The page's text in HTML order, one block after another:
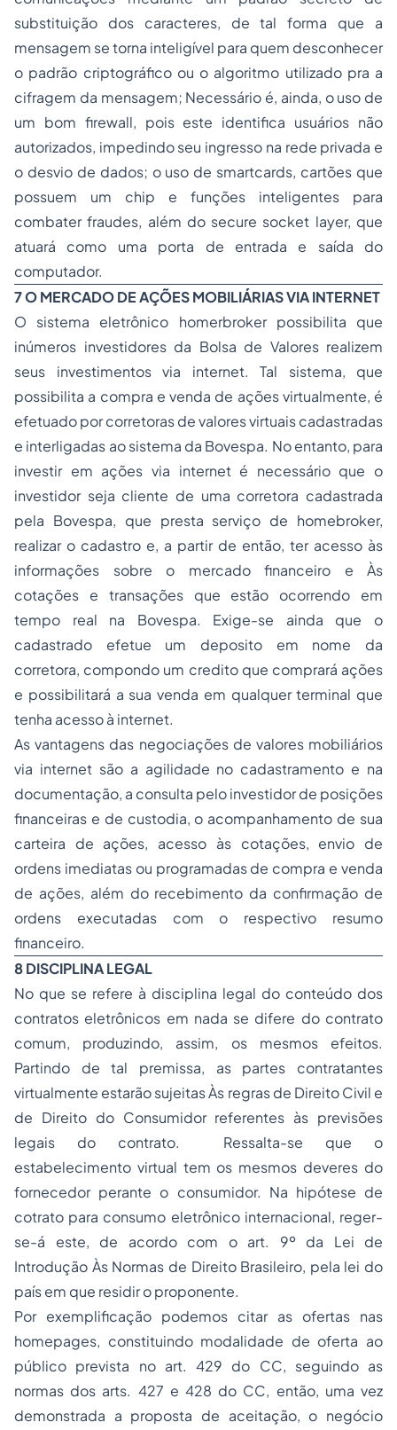
substituição dos caracteres, de tal forma que a
mensagem se torna inteligível para quem desconhecer
o padrão criptográfico ou o algoritmo utilizado pra a
cifragem da mensagem; Necessário é, ainda, o uso de
um bom firewall, pois este identifica usuários não
autorizados, impedindo seu ingresso na rede privada e
o desvio de dados; o uso de smartcards, cartões que
possuem um chip e funções inteligentes para
combater fraudes, além do secure socket layer, que
atuará como uma porta de entrada e saída do
computador.
7 O MERCADO DE AÇÕES MOBILIÁRIAS VIA INTERNET
O sistema eletrônico homerbroker possibilita que
inúmeros investidores da Bolsa de Valores realizem
seus investimentos via internet. Tal sistema, que
possibilita a compra e venda de ações virtualmente, é
efetuado por corretoras de valores virtuais cadastradas
e interligadas ao sistema da Bovespa. No entanto, para
investir em ações via internet é necessário que o
investidor seja cliente de uma corretora cadastrada
pela Bovespa, que presta serviço de homebroker,
realizar o cadastro e, a partir de então, ter acesso às
informações sobre o mercado financeiro e Às
cotações e transações que estão ocorrendo em
tempo real na Bovespa. Exige-se ainda que o
cadastrado efetue um deposito em nome da
corretora, compondo um credito que comprará ações
e possibilitará a sua venda em qualquer terminal que
tenha acesso à internet.
As vantagens das negociações de valores mobiliários
via internet são a agilidade no cadastramento e na
documentação, a consulta pelo investidor de posições
financeiras e de custodia, o acompanhamento de sua
carteira de ações, acesso às cotações, envio de
ordens imediatas ou programadas de compra e venda
de ações, além do recebimento da confirmação de
ordens executadas com o respectivo resumo
financeiro.
8 DISCIPLINA LEGAL
No que se refere à disciplina legal do conteúdo dos
contratos eletrônicos em nada se difere do contrato
comum, produzindo, assim, os mesmos efeitos.
Partindo de tal premissa, as partes contratantes
virtualmente estarão sujeitas Às regras de Direito Civil e
de Direito do Consumidorreferentes às previsões
legais do contrato. Ressalta-se que o
estabelecimento virtual tem os mesmos deveres do
fornecedor perante o consumidor. Na hipótese de
cotrato para consumo eletrônico internacional, reger-
se-á este, de acordo com o art. 9º da Lei de
Introdução Às Normas de Direito Brasileiro, pela lei do
país em que residir o proponente.
Por exemplificação podemos citar as ofertas nas
homepages, constituindo modalidade de oferta ao
público prevista no art. 429 do CC, seguindo as
normas dos arts. 427 e 428 do CC, então, uma vez
demonstrada a proposta de aceitação, o negócio